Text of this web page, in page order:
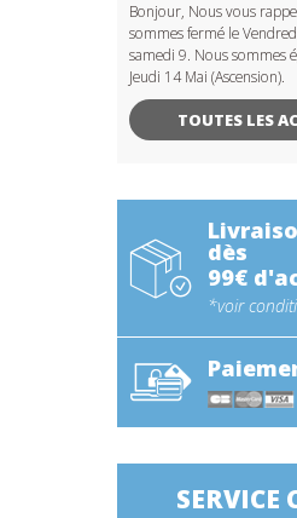
Bonjour, Nous vous
sommes fermé le
samedi 9. Nous sommes
Jeudi 14 Mai (Ascension).
TOUTES LES
dès
99€
*voir
SERVICE